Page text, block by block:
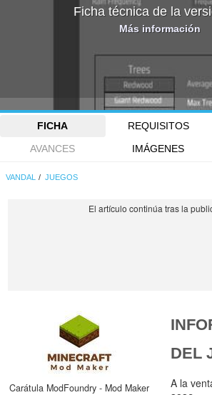
Ficha técnica de la
Más información
FICHA
REQUISITOS
AVANCES
IMÁGENES
VANDAL JUEGOS
Carátula ModFoundry - Mod Maker
DEL
A la